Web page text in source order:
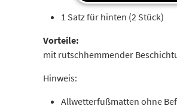
1 Satz für hinten (2 Stück)
Vorteile:
mit rutschhemmender
Hinweis:
Allwetterfußmatten ohne